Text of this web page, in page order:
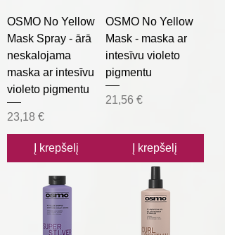
OSMO No Yellow
Mask Spray - ārā
neskalojama
maska ar intesīvu
violeto pigmentu
Kaina
23,18 €
Į krepšelį
OSMO No Yellow
Mask - maska ar
intesīvu violeto
pigmentu
Kaina
21,56 €
Į krepšelį